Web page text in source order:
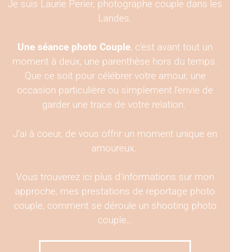
Je suis Laurie Perier, photographe couple dans les
Landes.
Une séance photo Couple, c’est avant tout un
moment à deux, une parenthèse hors du temps.
Que ce soit pour célébrer votre amour, une
occasion particulière ou simplement l’envie de
garder une trace de votre relation.
J’ai à coeur, de vous offrir un moment unique en
amoureux.
Vous trouverez ici plus d’informations sur mon
approche, mes prestations de reportage photo
couple, comment se déroule un shooting photo
couple…